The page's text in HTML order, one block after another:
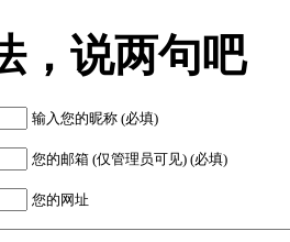
，说两句吧
输入您的昵称 (必填)
您的邮箱 (仅管理员可见) (必填)
您的网址